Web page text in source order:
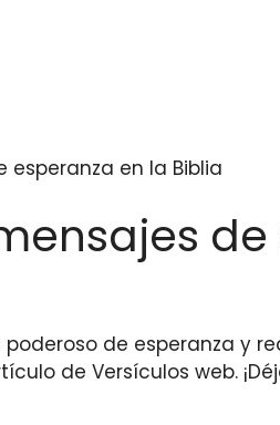
esperanza en la Biblia
de esperanza y
de Versículos web.